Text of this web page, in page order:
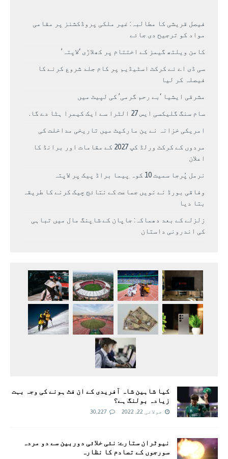
فیصل قریشی کا مطالبہ: غیر ملکی پروڈکشنز پر مقامی
مواد کو ترجیح دی جائے
کامن ویلتھ گیمز کے اختتام پر کھلاڑی ‘لاپتہ’
سی ڈی اے نے کرکٹ اسٹیڈیم پر کام جلد شروع کرنے کا
فیصلہ کر لیا
مشرقی ایشیا ‘بے رحم گرمی’ کی لپیٹ میں
سام سنگ گلیکسی ایس 27 الٹرا سے ایک کیمرا ہٹا دے گا.
امریکی خزانہ نے ین مارکیٹ میں تاریخی مداخلت کی
مردوں کے کرکٹ ورلڈ کپ 2027 کے مقامات اور برانڈ کا
اعلان
نرمل پُرجا سمیت 10 کوہ پیما براڈ پیک پر لاپتہ
وفاقی بورڈ نے نویں جماعت کے نتائج چیک کرنے کا طریقہ
بتا دیا
زلزلے کے بعد دھماکہ: جاپان کے شاپنگ مال میں تباہی
کی اندرونی داستان
کیا شاہین شاہ آفریدی کے ان فٹ ہونے کی وجہ بہت
زیادہ بولنگ ہے؟
جولائی 22, 2022 30,227
نیوٹران ستارے: نئی خلائی دوربین سے دو مردہ
سورجوں کے تصادم کا نظارہ